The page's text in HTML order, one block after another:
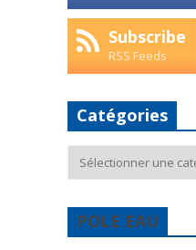
Subscribe
RSS Feeds
Catégories
POLE EAU